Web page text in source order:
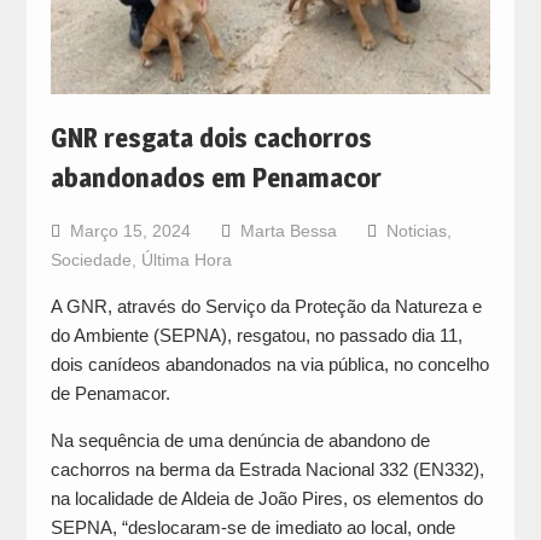
GNR resgata dois cachorros
abandonados em Penamacor
Março 15, 2024 Marta Bessa Noticias,
Sociedade
Última Hora
A GNR, através do Serviço da Proteção da Natureza e
do Ambiente (SEPNA), resgatou, no passado dia 11,
dois canídeos abandonados na via pública, no concelho
de Penamacor.
Na sequência de uma denúncia de abandono de
cachorros na berma da Estrada Nacional 332 (EN332),
na localidade de Aldeia de João Pires, os elementos do
SEPNA, “deslocaram-se de imediato ao local, onde